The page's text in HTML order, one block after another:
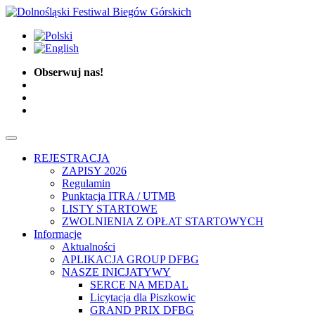
Obserwuj nas!
REJESTRACJA
ZAPISY 2026
Regulamin
Punktacja ITRA / UTMB
LISTY STARTOWE
ZWOLNIENIA Z OPŁAT STARTOWYCH
Informacje
Aktualności
APLIKACJA GROUP DFBG
NASZE INICJATYWY
SERCE NA MEDAL
Licytacja dla Piszkowic
GRAND PRIX DFBG